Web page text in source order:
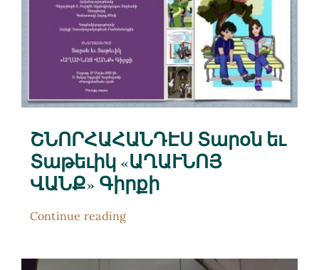
ՇՆՈՐՀԱՀԱՆԴԷՍ Տարօն եւ
Տաթեւիկ «ԱՂԱՒՆՈՅ
ՎԱՆՔ» Գիրքի
Continue reading